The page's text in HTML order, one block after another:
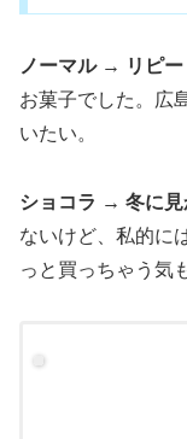
ノーマル → リピー
お菓子でした。広
いたい。
ショコラ → 冬に見
ないけど、私的に
っと買っちゃう気